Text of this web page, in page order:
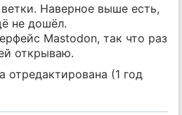
Наверное выше есть,
не дошёл.
Mastodon, так что раз
открываю.
отредактирована (1 год